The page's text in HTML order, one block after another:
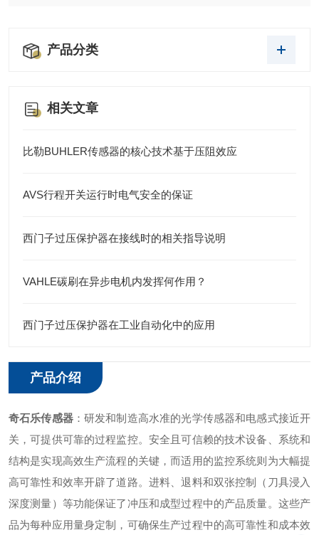
产品分类
相关文章
比勒BUHLER传感器的核心技术基于压阻效应
AVS行程开关运行时电气安全的保证
西门子过压保护器在接线时的相关指导说明
VAHLE碳刷在异步电机内发挥何作用？
西门子过压保护器在工业自动化中的应用
产品介绍
奇石乐传感器：研发和制造高水准的光学传感器和电感式接近开
关，可提供可靠的过程监控。安全且可信赖的技术设备、系统和
结构是实现高效生产流程的关键，而适用的监控系统则为大幅提
高可靠性和效率开辟了道路。进料、退料和双张控制（刀具浸入
深度测量）等功能保证了冲压和成型过程中的产品质量。这些产
品为每种应用量身定制，可确保生产过程中的高可靠性和成本效